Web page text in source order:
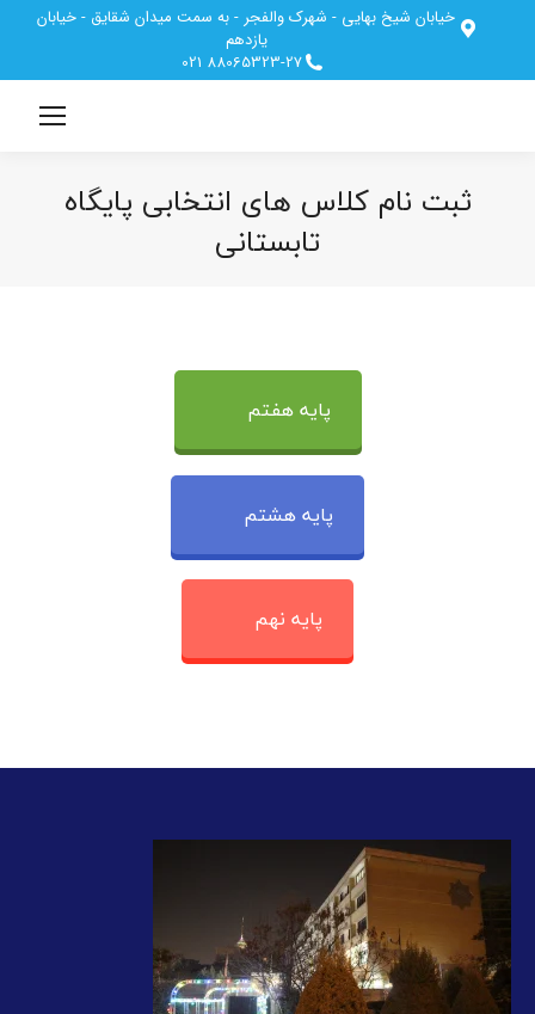
خیابان شیخ بهایی - شهرک والفجر - به سمت میدان شقایق - خیابان
یازدهم
88065323-27 021
ثبت نام کلاس های انتخابی پایگاه
تابستانی
پایه هفتم
پایه هشتم
پایه نهم